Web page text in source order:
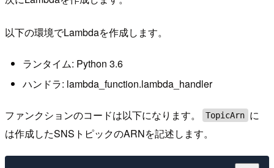
以下の環境でLambdaを作成します。
ランタイム: Python 3.6
ハンドラ: lambda_function.lambda_handler
ファンクションのコードは以下になります。 TopicArn に
は作成したSNSトピックのARNを記述します。